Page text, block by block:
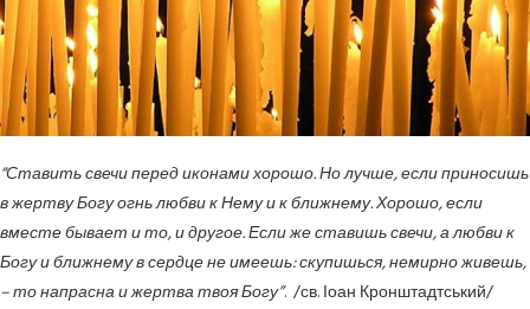
“Ставить свечи перед иконами хорошо. Но лучше, если приносишь
в жертву Богу огнь любви к Нему и к ближнему. Хорошо, если
вместе бывает и то, и другое. Если же ставишь свечи, а любви к
Богу и ближнему в сердце не имеешь: скупишься, немирно живешь,
– то напрасна и жертва твоя Богу”. /св. Іоан Кронштадтський/